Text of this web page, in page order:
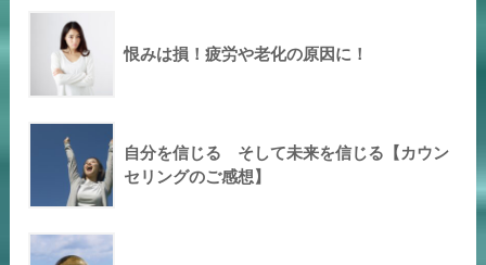
恨みは損！疲労や老化の原因に！
自分を信じる そして未来を信じる【カウン
セリングのご感想】